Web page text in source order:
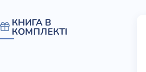
КНИГА В
КОМПЛЕКТІ